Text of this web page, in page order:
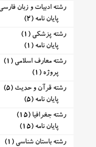
رشته ادبیات و زبان
پایان نامه (2)
رشته پزشکی (1)
پایان نامه (1)
رشته معارف اسلامی (1)
پروژه (1)
رشته قرآن و حدیث (5)
پایان نامه (5)
رشته جغرافیا (15)
پایان نامه (15)
رشته باستان شناسی (1)